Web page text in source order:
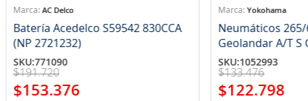
AC Delco
Batería Acedelco S59542 830CCA
(NP 2721232)
SKU:771090
$191.720
$153.376
Yokohama
Neumáticos 265/
SKU:1052993
$133.476
$122.798